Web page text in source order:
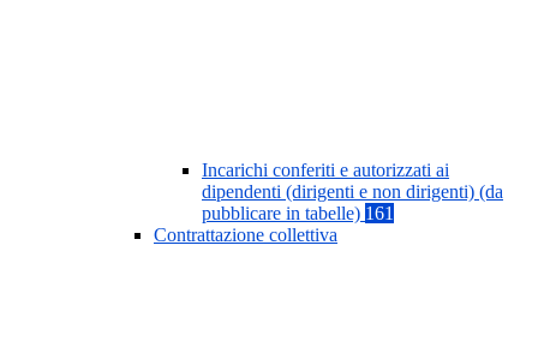
Incarichi conferiti e autorizzati ai
dipendenti (dirigenti e non dirigenti) (da
pubblicare in tabelle) 161
Contrattazione collettiva